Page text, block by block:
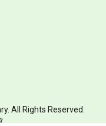
All Rights Reserved.